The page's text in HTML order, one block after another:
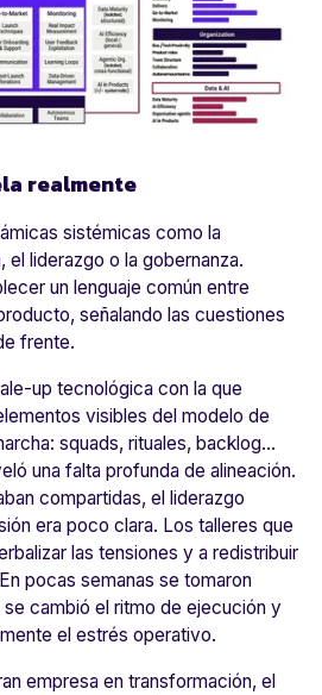
realmente
sistémicas como la
el liderazgo o la gobernanza.
un lenguaje común entre
señalando las cuestiones
frente.
up tecnológica con la que
visibles del modelo de
squads, rituales, backlog…
una falta profunda de alineación.
compartidas, el liderazgo
era poco clara. Los talleres que
las tensiones y a redistribuir
pocas semanas se tomaron
cambió el ritmo de ejecución y
el estrés operativo.
empresa en transformación, el